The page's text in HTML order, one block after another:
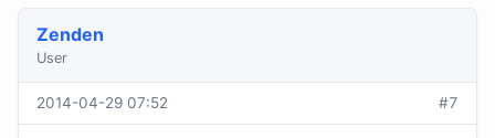
Zenden
User
2014-04-29 07:52 #7